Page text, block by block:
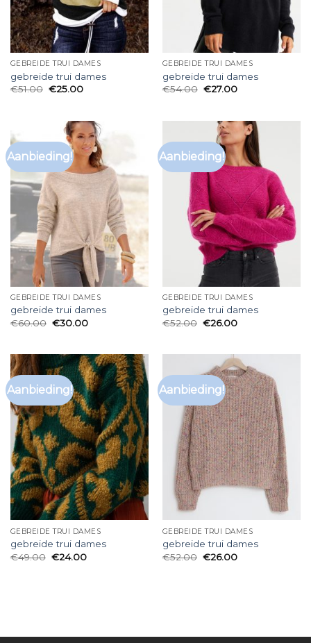
GEBREIDE TRUI DAMES
gebreide trui dames
€51.00 €25.00
GEBREIDE TRUI DAMES
gebreide trui dames
€54.00 €27.00
Aanbieding!
GEBREIDE TRUI DAMES
gebreide trui dames
€60.00 €30.00
Aanbieding!
GEBREIDE TRUI DAMES
gebreide trui dames
€52.00 €26.00
Aanbieding!
GEBREIDE TRUI DAMES
gebreide trui dames
€49.00 €24.00
Aanbieding!
GEBREIDE TRUI DAMES
gebreide trui dames
€52.00 €26.00